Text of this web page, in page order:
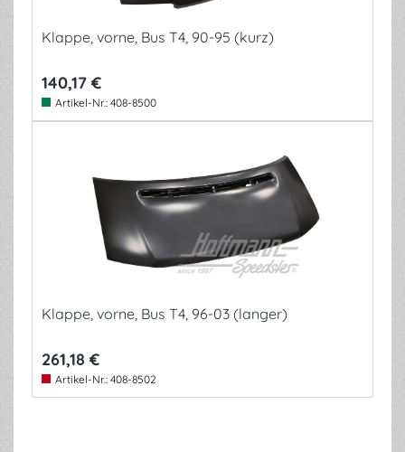
Klappe, vorne, Bus T4, 90-95 (kurz)
140,17 €
Artikel-Nr.: 408-8500
Klappe, vorne, Bus T4, 96-03 (langer)
261,18 €
Artikel-Nr.: 408-8502